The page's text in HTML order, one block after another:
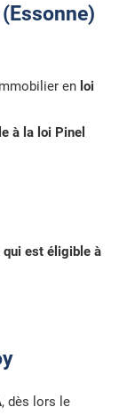
en loi
à la loi Pinel
qui est éligible à
, dès lors le